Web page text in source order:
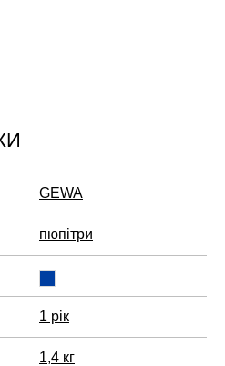
GEWA
пюпітри
1 рік
1,4 кг